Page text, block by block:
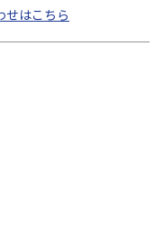
せはこちら